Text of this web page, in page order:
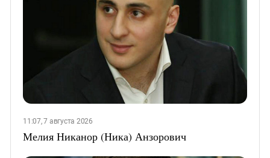
11:07, 7 августа 2026
Мелия Никанор (Ника) Анзорович